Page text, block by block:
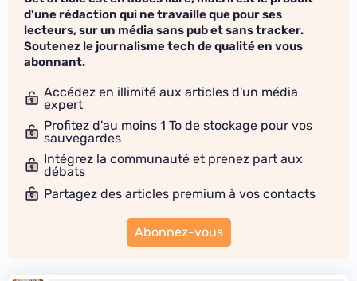
d'une rédaction qui ne travaille que pour ses
lecteurs, sur un média sans pub et sans tracker.
Soutenez le journalisme tech de qualité en vous
abonnant.
Accédez en illimité aux articles d'un média
expert
Profitez d'au moins 1 To de stockage pour vos
sauvegardes
Intégrez la communauté et prenez part aux
débats
Partagez des articles premium à vos contacts
Abonnez-vous